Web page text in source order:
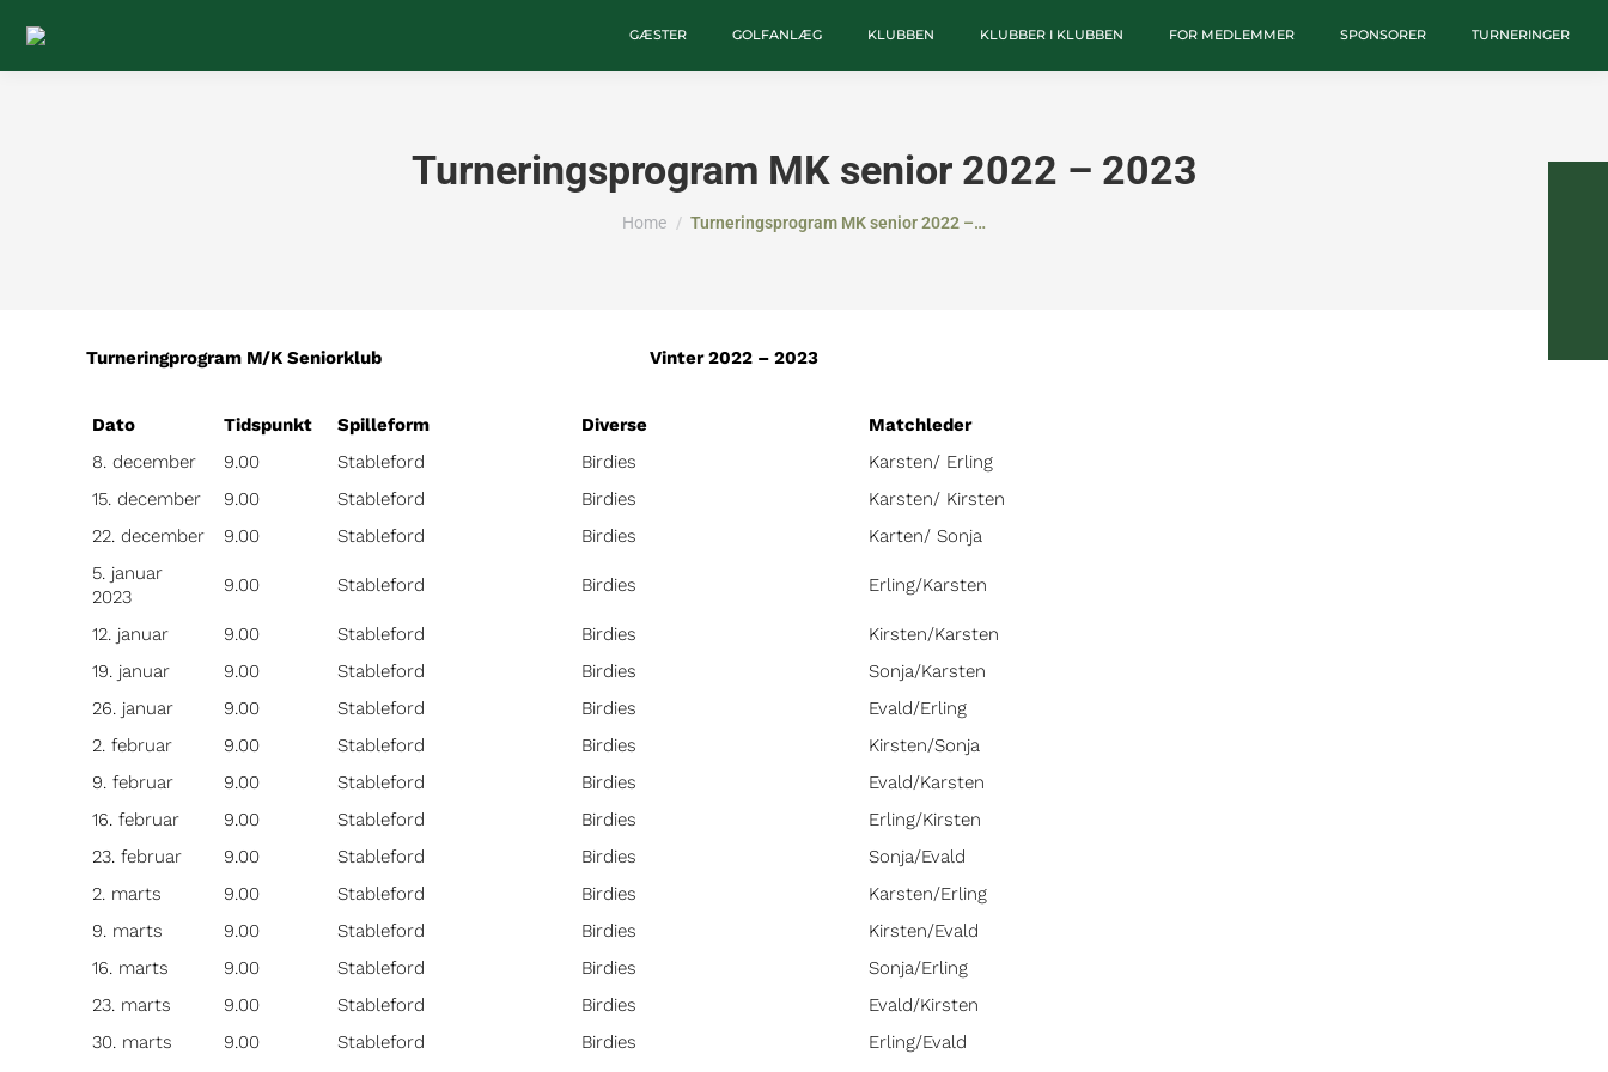
GÆSTER GOLFANLÆG KLUBBEN KLUBBER I KLUBBEN FOR MEDLEMMER SPONSORER TURNERINGER
Turneringsprogram MK senior 2022 – 2023
Home Turneringsprogram MK senior 2022 –…
Turneringprogram M/K Seniorklub Vinter 2022 – 2023
Dato Tidspunkt Spilleform Diverse
Matchleder
8. december
9.00 Stableford Birdies
Karsten/ Erling
15. december
9.00 Stableford Birdies
Karsten/ Kirsten
22. december
9.00 Stableford Birdies
Karten/ Sonja
5. januar
2023
9.00 Stableford Birdies Erling/Karsten
12. januar 9.00 Stableford Birdies
Kirsten/Karsten
19. januar
9.00 Stableford Birdies
Sonja/Karsten
26. januar
9.00 Stableford Birdies
Evald/Erling
2. februar
9.00 Stableford Birdies
Kirsten/Sonja
9. februar
9.00 Stableford Birdies
Evald/Karsten
16. februar
9.00 Stableford Birdies
Erling/Kirsten
23. februar
9.00 Stableford Birdies
Sonja/Evald
2. marts
9.00 Stableford Birdies
Karsten/Erling
9. marts
9.00 Stableford Birdies
Kirsten/Evald
16. marts
9.00 Stableford Birdies
Sonja/Erling
23. marts
9.00 Stableford Birdies
Evald/Kirsten
30. marts
9.00 Stableford Birdies Erling/Evald